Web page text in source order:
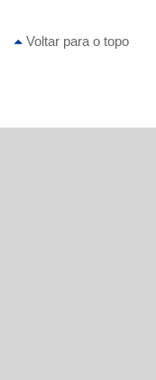
Voltar para o topo